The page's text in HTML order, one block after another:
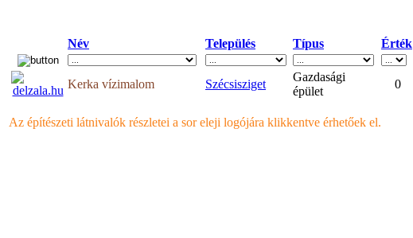
Név Település Típus Érték
Kerka vízimalom Szécsisziget
Gazdasági
épület
0
Az építészeti látnivalók részletei a sor eleji logójára klikkentve érhetőek el.